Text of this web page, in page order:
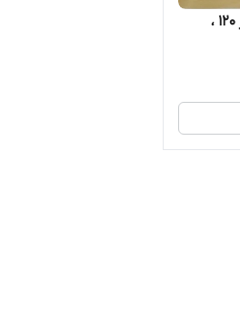
چکش تخریب بنزینی پیونجر 120 ،